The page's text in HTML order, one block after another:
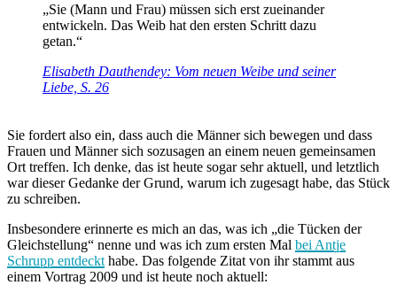
„Sie (Mann und Frau) müssen sich erst zueinander
entwickeln. Das Weib hat den ersten Schritt dazu
getan.“
Elisabeth Dauthendey: Vom neuen Weibe und seiner
Liebe, S. 26
Sie fordert also ein, dass auch die Männer sich bewegen und dass
Frauen und Männer sich sozusagen an einem neuen gemeinsamen
Ort treffen. Ich denke, das ist heute sogar sehr aktuell, und letztlich
war dieser Gedanke der Grund, warum ich zugesagt habe, das Stück
zu schreiben.
Insbesondere erinnerte es mich an das, was ich „die Tücken der
Gleichstellung“ nenne und was ich zum ersten Mal bei Antje
Schrupp entdeckt habe. Das folgende Zitat von ihr stammt aus
einem Vortrag 2009 und ist heute noch aktuell: